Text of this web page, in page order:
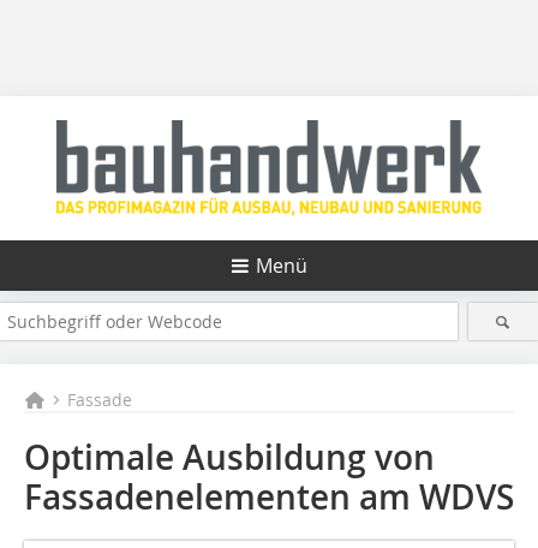
Menü
Fassade
Optimale Ausbildung von
Fassadenelementen am WDVS